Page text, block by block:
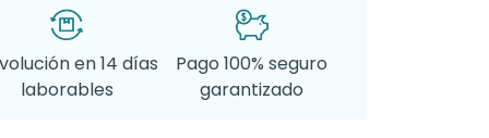
en 14 días
laborables
Pago 100% seguro
garantizado